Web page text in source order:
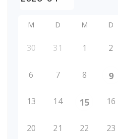
M D M D
30 31 1 2
6 7 8 9
13 14 15 16
20 21 22 23